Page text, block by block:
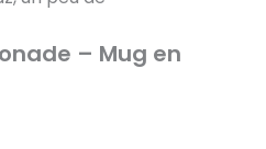
– Mug en